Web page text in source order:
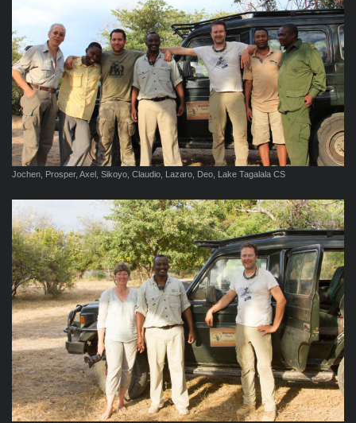
Jochen, Prosper, Axel, Sikoyo, Claudio, Lazaro, Deo, Lake Tagalala CS